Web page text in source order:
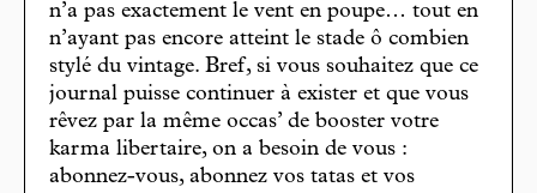
n’a pas exactement le vent en poupe… tout en
n’ayant pas encore atteint le stade ô combien
stylé du vintage. Bref, si vous souhaitez que ce
journal puisse continuer à exister et que vous
rêvez par la même occas’ de booster votre
karma libertaire, on a besoin de vous :
abonnez-vous, abonnez vos tatas et vos